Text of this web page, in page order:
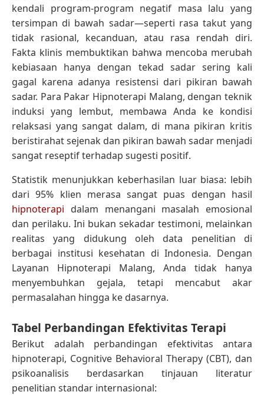
kendali program-program negatif masa lalu yang
tersimpan di bawah sadar—seperti rasa takut yang
tidak rasional, kecanduan, atau rasa rendah diri.
Fakta klinis membuktikan bahwa mencoba merubah
kebiasaan hanya dengan tekad sadar sering kali
gagal karena adanya resistensi dari pikiran bawah
sadar. Para Pakar Hipnoterapi Malang, dengan teknik
induksi yang lembut, membawa Anda ke kondisi
relaksasi yang sangat dalam, di mana pikiran kritis
beristirahat sejenak dan pikiran bawah sadar menjadi
sangat reseptif terhadap sugesti positif.
Statistik menunjukkan keberhasilan luar biasa: lebih
dari 95% klien merasa sangat puas dengan hasil
hipnoterapi dalam menangani masalah emosional
dan perilaku. Ini bukan sekadar testimoni, melainkan
realitas yang didukung oleh data penelitian di
berbagai institusi kesehatan di Indonesia. Dengan
Layanan Hipnoterapi Malang, Anda tidak hanya
menyembuhkan gejala, tetapi mencabut akar
permasalahan hingga ke dasarnya.
Tabel Perbandingan Efektivitas Terapi
Berikut adalah perbandingan efektivitas antara
hipnoterapi, Cognitive Behavioral Therapy (CBT), dan
psikoanalisis berdasarkan tinjauan literatur
penelitian standar internasional: